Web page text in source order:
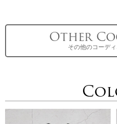
Other
その他のコーデ